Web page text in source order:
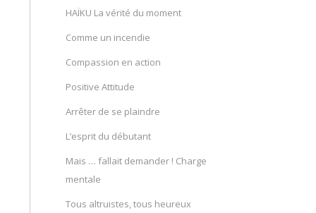
HAÏKU La vérité du moment
Comme un incendie
Compassion en action
Positive Attitude
Arrêter de se plaindre
L’esprit du débutant
Mais … fallait demander ! Charge
mentale
Tous altruistes, tous heureux